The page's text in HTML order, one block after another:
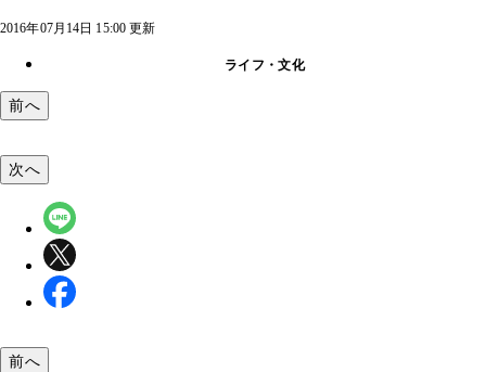
2016年07月14日 15:00 更新
ライフ・文化
前へ
次へ
前へ